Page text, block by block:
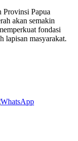
Provinsi Papua
akan semakin
fondasi
lapisan masyarakat.